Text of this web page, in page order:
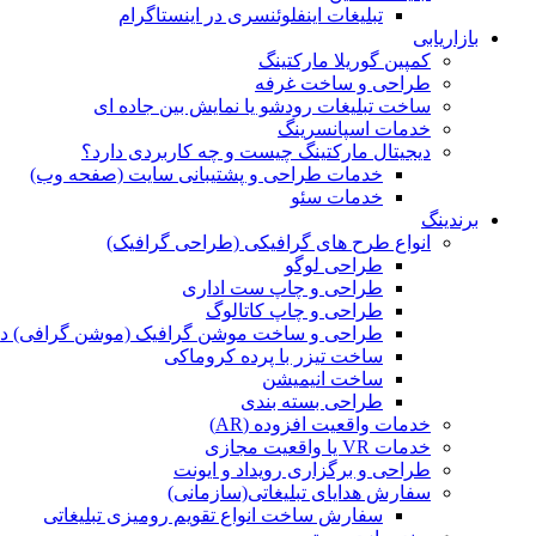
تبلیغات اینفلوئنسری در اینستاگرام
بازاریابی
کمپین گوریلا مارکتینگ
طراحی و ساخت غرفه
ساخت تبلیغات رودشو یا نمایش بین جاده ای
خدمات اسپانسرینگ
دیجیتال مارکتینگ چیست و چه کاربردی دارد؟
خدمات طراحی و پشتیبانی سایت (صفحه وب)
خدمات سئو
برندینگ
انواع طرح های گرافیکی (طراحی گرافیک)
طراحی لوگو
طراحی و چاپ ست اداری
طراحی و چاپ کاتالوگ
طراحی و ساخت موشن گرافیک (موشن گرافی)
ساخت تیزر با پرده کروماکی
ساخت انیمیشن
طراحی بسته بندی
خدمات واقعیت افزوده (AR)
خدمات VR یا واقعیت مجازی
طراحی و برگزاری رویداد و ایونت
سفارش هدایای تبلیغاتی(سازمانی)
سفارش ساخت انواع تقویم رومیزی تبلیغاتی